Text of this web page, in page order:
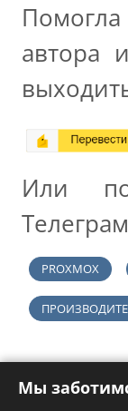
автора
Или
PROXMOX
Мы